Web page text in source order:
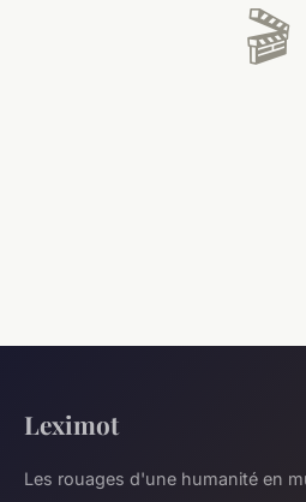
🎬
Leximot
Les rouages d'une humanité en